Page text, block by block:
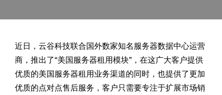
近日，云谷科技联合国外数家知名服务器数据中心运营
商，推出了“美国服务器租用模块”，在这广大客户提供
优质的美国服务器租用业务渠道的同时，也提供了更加
优质的点对点售后服务，客户只需要专注于扩展市场销